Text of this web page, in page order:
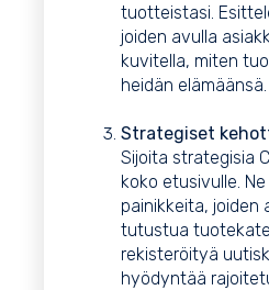
tuotteistasi.
joiden avulla
kuvitella, miten
heidän elämäänsä.
Strategiset
Sijoita strategisia
koko etusivulle.
painikkeita, joiden
tutustua
rekisteröityä
hyödyntää